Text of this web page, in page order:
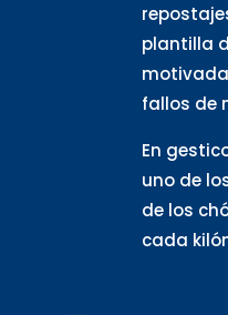
plantilla
fallos de
En
uno de
de los
cada